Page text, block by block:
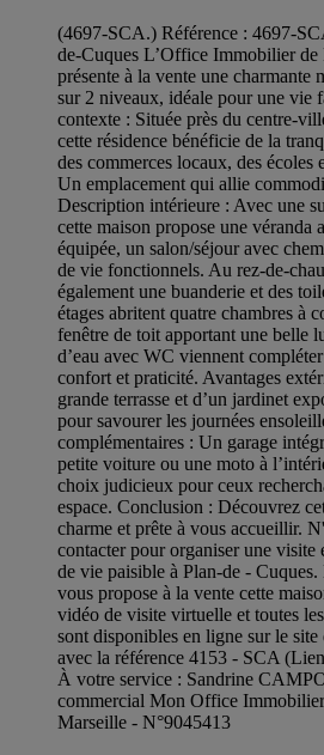
(4697-SCA.) Référence : 4697-
de-Cuques L’Office Immobilier de
présente à la vente une charmante
sur 2 niveaux, idéale pour une vie
contexte : Située près du centre-
cette résidence bénéficie de la
des commerces locaux, des écoles
Un emplacement qui allie
Description intérieure : Avec une
cette maison propose une véranda
équipée, un salon/séjour avec
de vie fonctionnels. Au rez-de-
également une buanderie et des
étages abritent quatre chambres à
fenêtre de toit apportant une belle
d’eau avec WC viennent
confort et praticité. Avantages
grande terrasse et d’un jardinet
pour savourer les journées
complémentaires : Un garage
petite voiture ou une moto à
choix judicieux pour ceux
espace. Conclusion : Découvrez
charme et prête à vous accueillir.
contacter pour organiser une visite
de vie paisible à Plan-de -
vous propose à la vente cette
vidéo de visite virtuelle et toutes
sont disponibles en ligne sur le
avec la référence 4153 - SCA
À votre service : Sandrine
commercial Mon Office
Marseille - N°9045413